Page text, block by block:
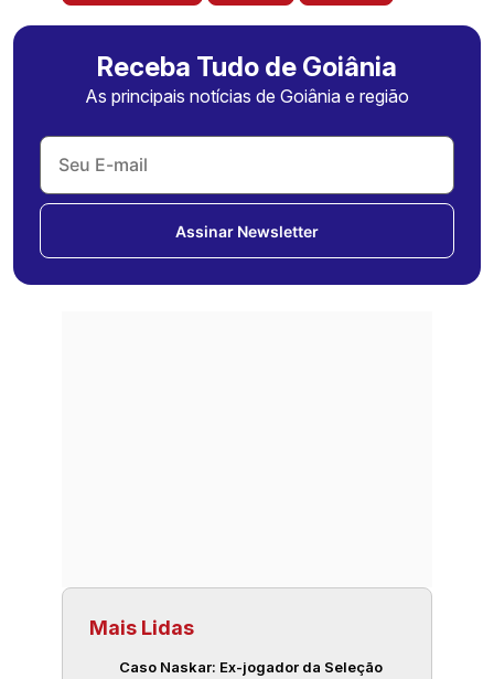
Receba Tudo de Goiânia
As principais notícias de Goiânia e região
Assinar Newsletter
Mais Lidas
Caso Naskar: Ex-jogador da Seleção